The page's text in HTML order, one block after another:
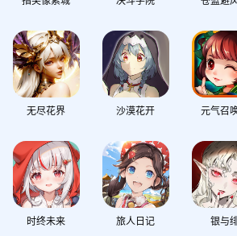
无尽花界 沙漠花开 元气召
时终未来 旅人日记 银与